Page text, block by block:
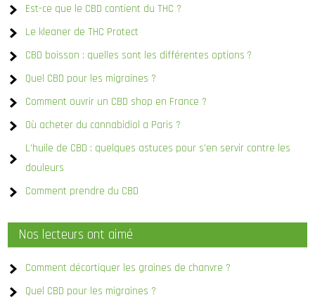
Est-ce que le CBD contient du THC ?
Le kleaner de THC Protect
CBD boisson : quelles sont les différentes options ?
Quel CBD pour les migraines ?
Comment ouvrir un CBD shop en France ?
Où acheter du cannabidiol a Paris ?
L’huile de CBD : quelques astuces pour s’en servir contre les
douleurs
Comment prendre du CBD
Nos lecteurs ont aimé
Comment décortiquer les graines de chanvre ?
Quel CBD pour les migraines ?